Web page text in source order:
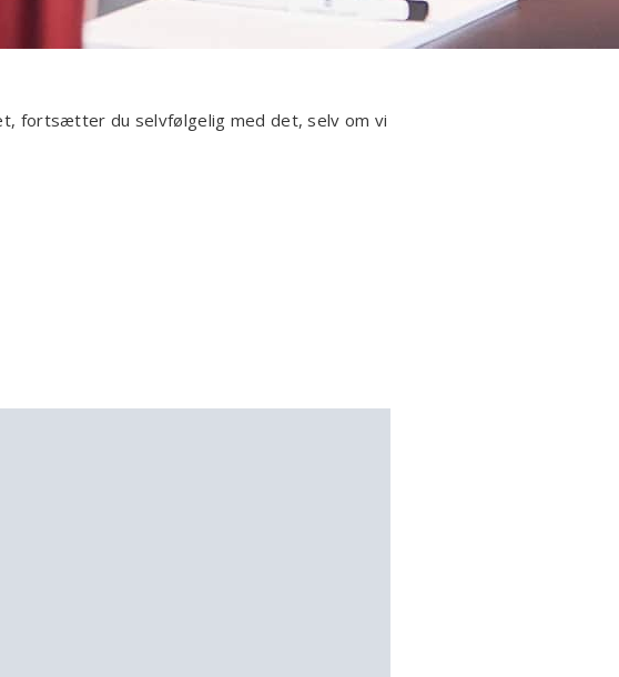
fortsætter du selvfølgelig med det, selv om vi